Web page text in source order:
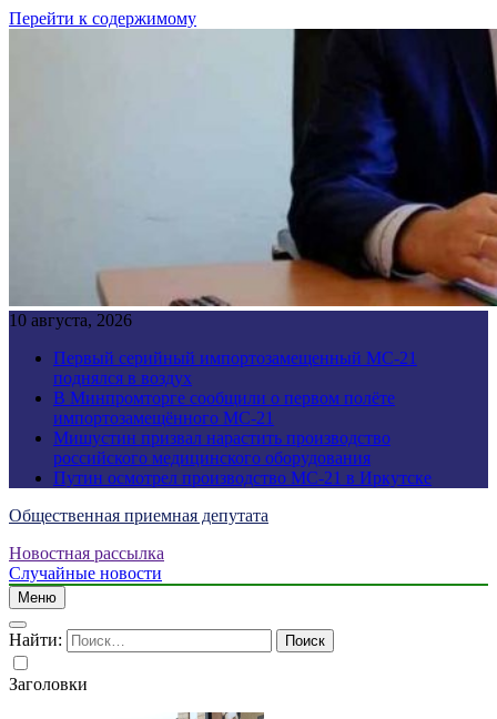
Перейти к содержимому
10 августа, 2026
Первый серийный импортозамещенный МС-21
поднялся в воздух
В Минпромторге сообщили о первом полёте
импортозамещённого МС-21
Мишустин призвал нарастить производство
российского медицинского оборудования
Путин осмотрел производство МС-21 в Иркутске
Общественная приемная депутата
Новостная рассылка
Случайные новости
Меню
Найти:
Заголовки